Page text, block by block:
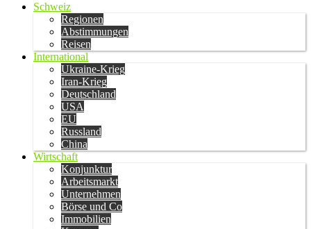
Schweiz
Regionen
Abstimmungen
Reisen
International
Ukraine-Krieg
Iran-Krieg
Deutschland
USA
EU
Russland
China
Wirtschaft
Konjunktur
Arbeitsmarkt
Unternehmen
Börse und Co
Immobilien